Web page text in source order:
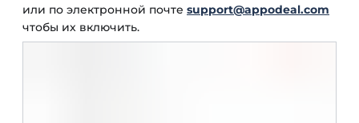
или по электронной почте support@appodeal.com
чтобы их включить.